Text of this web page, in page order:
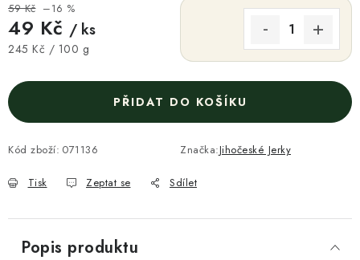
59 Kč –16 %
49 Kč / ks
Měrná cena:
245 Kč / 100 g
PŘIDAT DO KOŠÍKU
Kód zboží: 071136 Značka:Jihočeské Jerky
Tisk Zeptat se Sdílet
Popis produktu